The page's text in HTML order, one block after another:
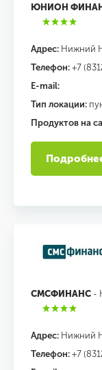
ЮНИОН
Адрес: Нижний
Телефон: +7
E-mail:
Тип локации:
Продуктов на
СМСФИНАНС -
Адрес: Нижний
Телефон: +7